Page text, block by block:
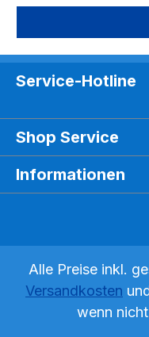
Service-Hotline
Shop Service
Informationen
Alle Preise inkl.
Versandkosten
wenn